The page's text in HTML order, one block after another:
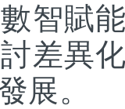
智賦
差異
展。